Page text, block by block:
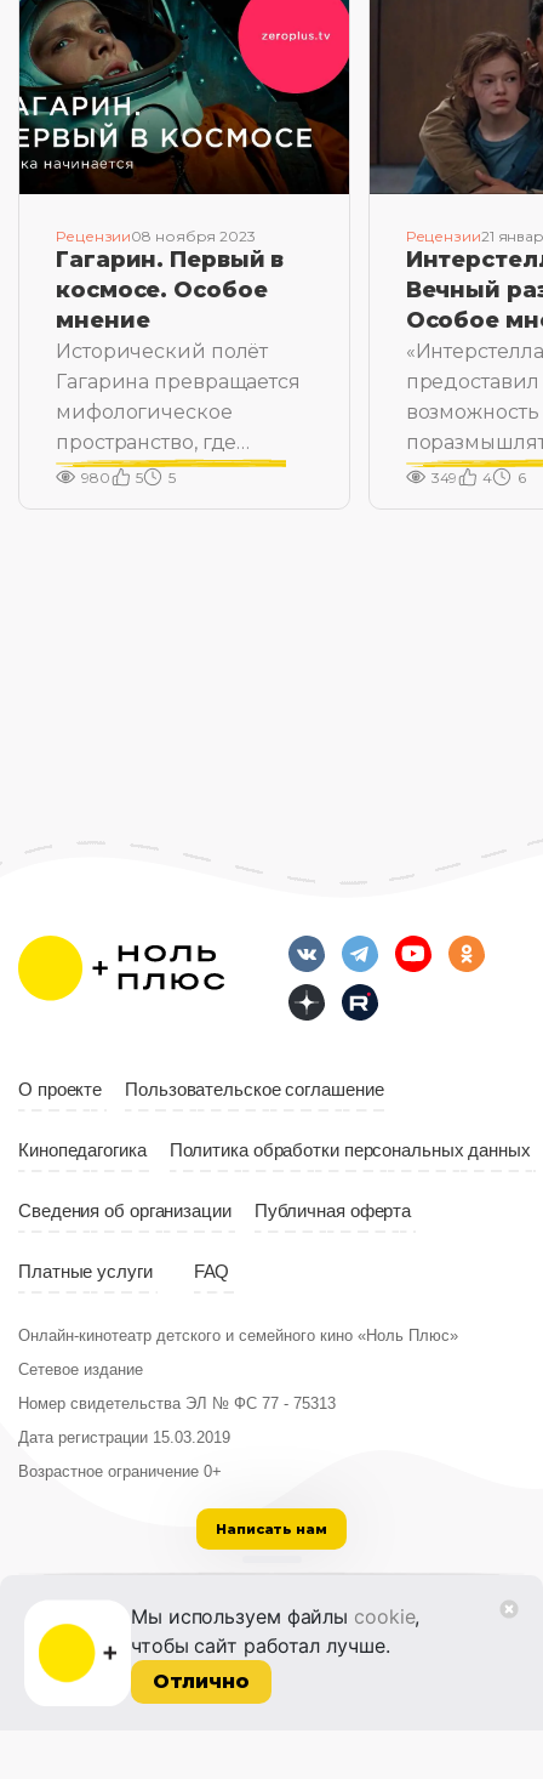
Мы используем файлы cookie,
чтобы сайт работал лучше.
Отлично
Рецензии08 ноября 2023
Гагарин. Первый в
космосе. Особое
мнение
Исторический полёт
Гагарина превращается
мифологическое
пространство, где
рождается Герой
980 5 5
Рецензии21
Вечный
Особое
предоставил
множестве
тем.
349 4 6
О проекте Пользовательское соглашение
Кинопедагогика Политика обработки персональных данных
Сведения об организации Публичная оферта
Платные услуги FAQ
Онлайн-кинотеатр детского и семейного кино «Ноль Плюс»
Сетевое издание
Номер свидетельства ЭЛ № ФС 77 - 75313
Дата регистрации 15.03.2019
Возрастное ограничение 0+
Написать нам
ООО «Институт развития кино и медиа»
Лицензия на образовательную деятельность
№ Л035-01215-72/00614094 от 30 августа
2022 г.
© 2014-2026 Фонд «Жизнь и Дело»